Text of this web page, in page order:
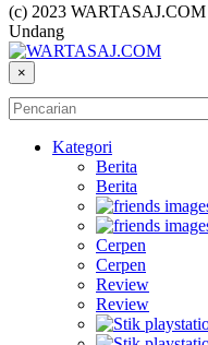
(c) 2023
Undang
×
Kategori
Berita
Berita
Cerpen
Cerpen
Review
Review